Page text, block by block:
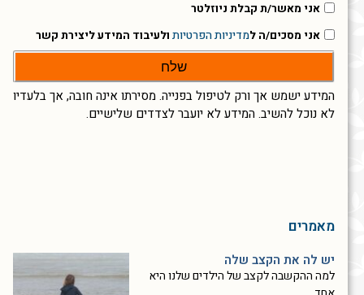
אני מאשר/ת קבלת ניוזלטר
אני מסכים/ה למדיניות הפרטיות ולעיבוד המידע ליצירת קשר
שלח
המידע ישמש אך ורק לטיפול בפנייה. מסירתו אינה חובה, אך בלעדיו
לא נוכל להשיב. המידע לא יועבר לצדדים שלישיים.
מאמרים
יש לה את הקצב שלה
למה ההקשבה לקצב של הילדים שלנו היא